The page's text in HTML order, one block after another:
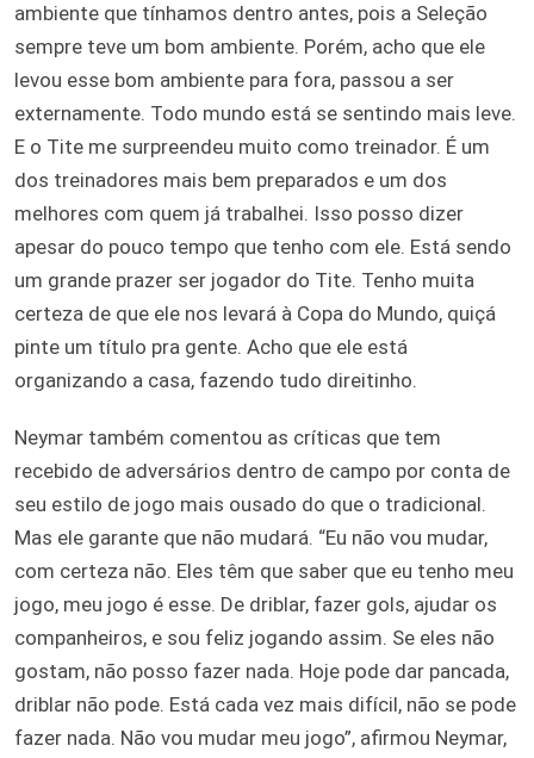
ambiente que tínhamos dentro antes, pois a Seleção
sempre teve um bom ambiente. Porém, acho que ele
levou esse bom ambiente para fora, passou a ser
externamente. Todo mundo está se sentindo mais leve.
E o Tite me surpreendeu muito como treinador. É um
dos treinadores mais bem preparados e um dos
melhores com quem já trabalhei. Isso posso dizer
apesar do pouco tempo que tenho com ele. Está sendo
um grande prazer ser jogador do Tite. Tenho muita
certeza de que ele nos levará à Copa do Mundo, quiçá
pinte um título pra gente. Acho que ele está
organizando a casa, fazendo tudo direitinho.
Neymar também comentou as críticas que tem
recebido de adversários dentro de campo por conta de
seu estilo de jogo mais ousado do que o tradicional.
Mas ele garante que não mudará. “Eu não vou mudar,
com certeza não. Eles têm que saber que eu tenho meu
jogo, meu jogo é esse. De driblar, fazer gols, ajudar os
companheiros, e sou feliz jogando assim. Se eles não
gostam, não posso fazer nada. Hoje pode dar pancada,
driblar não pode. Está cada vez mais difícil, não se pode
fazer nada. Não vou mudar meu jogo”, afirmou Neymar,